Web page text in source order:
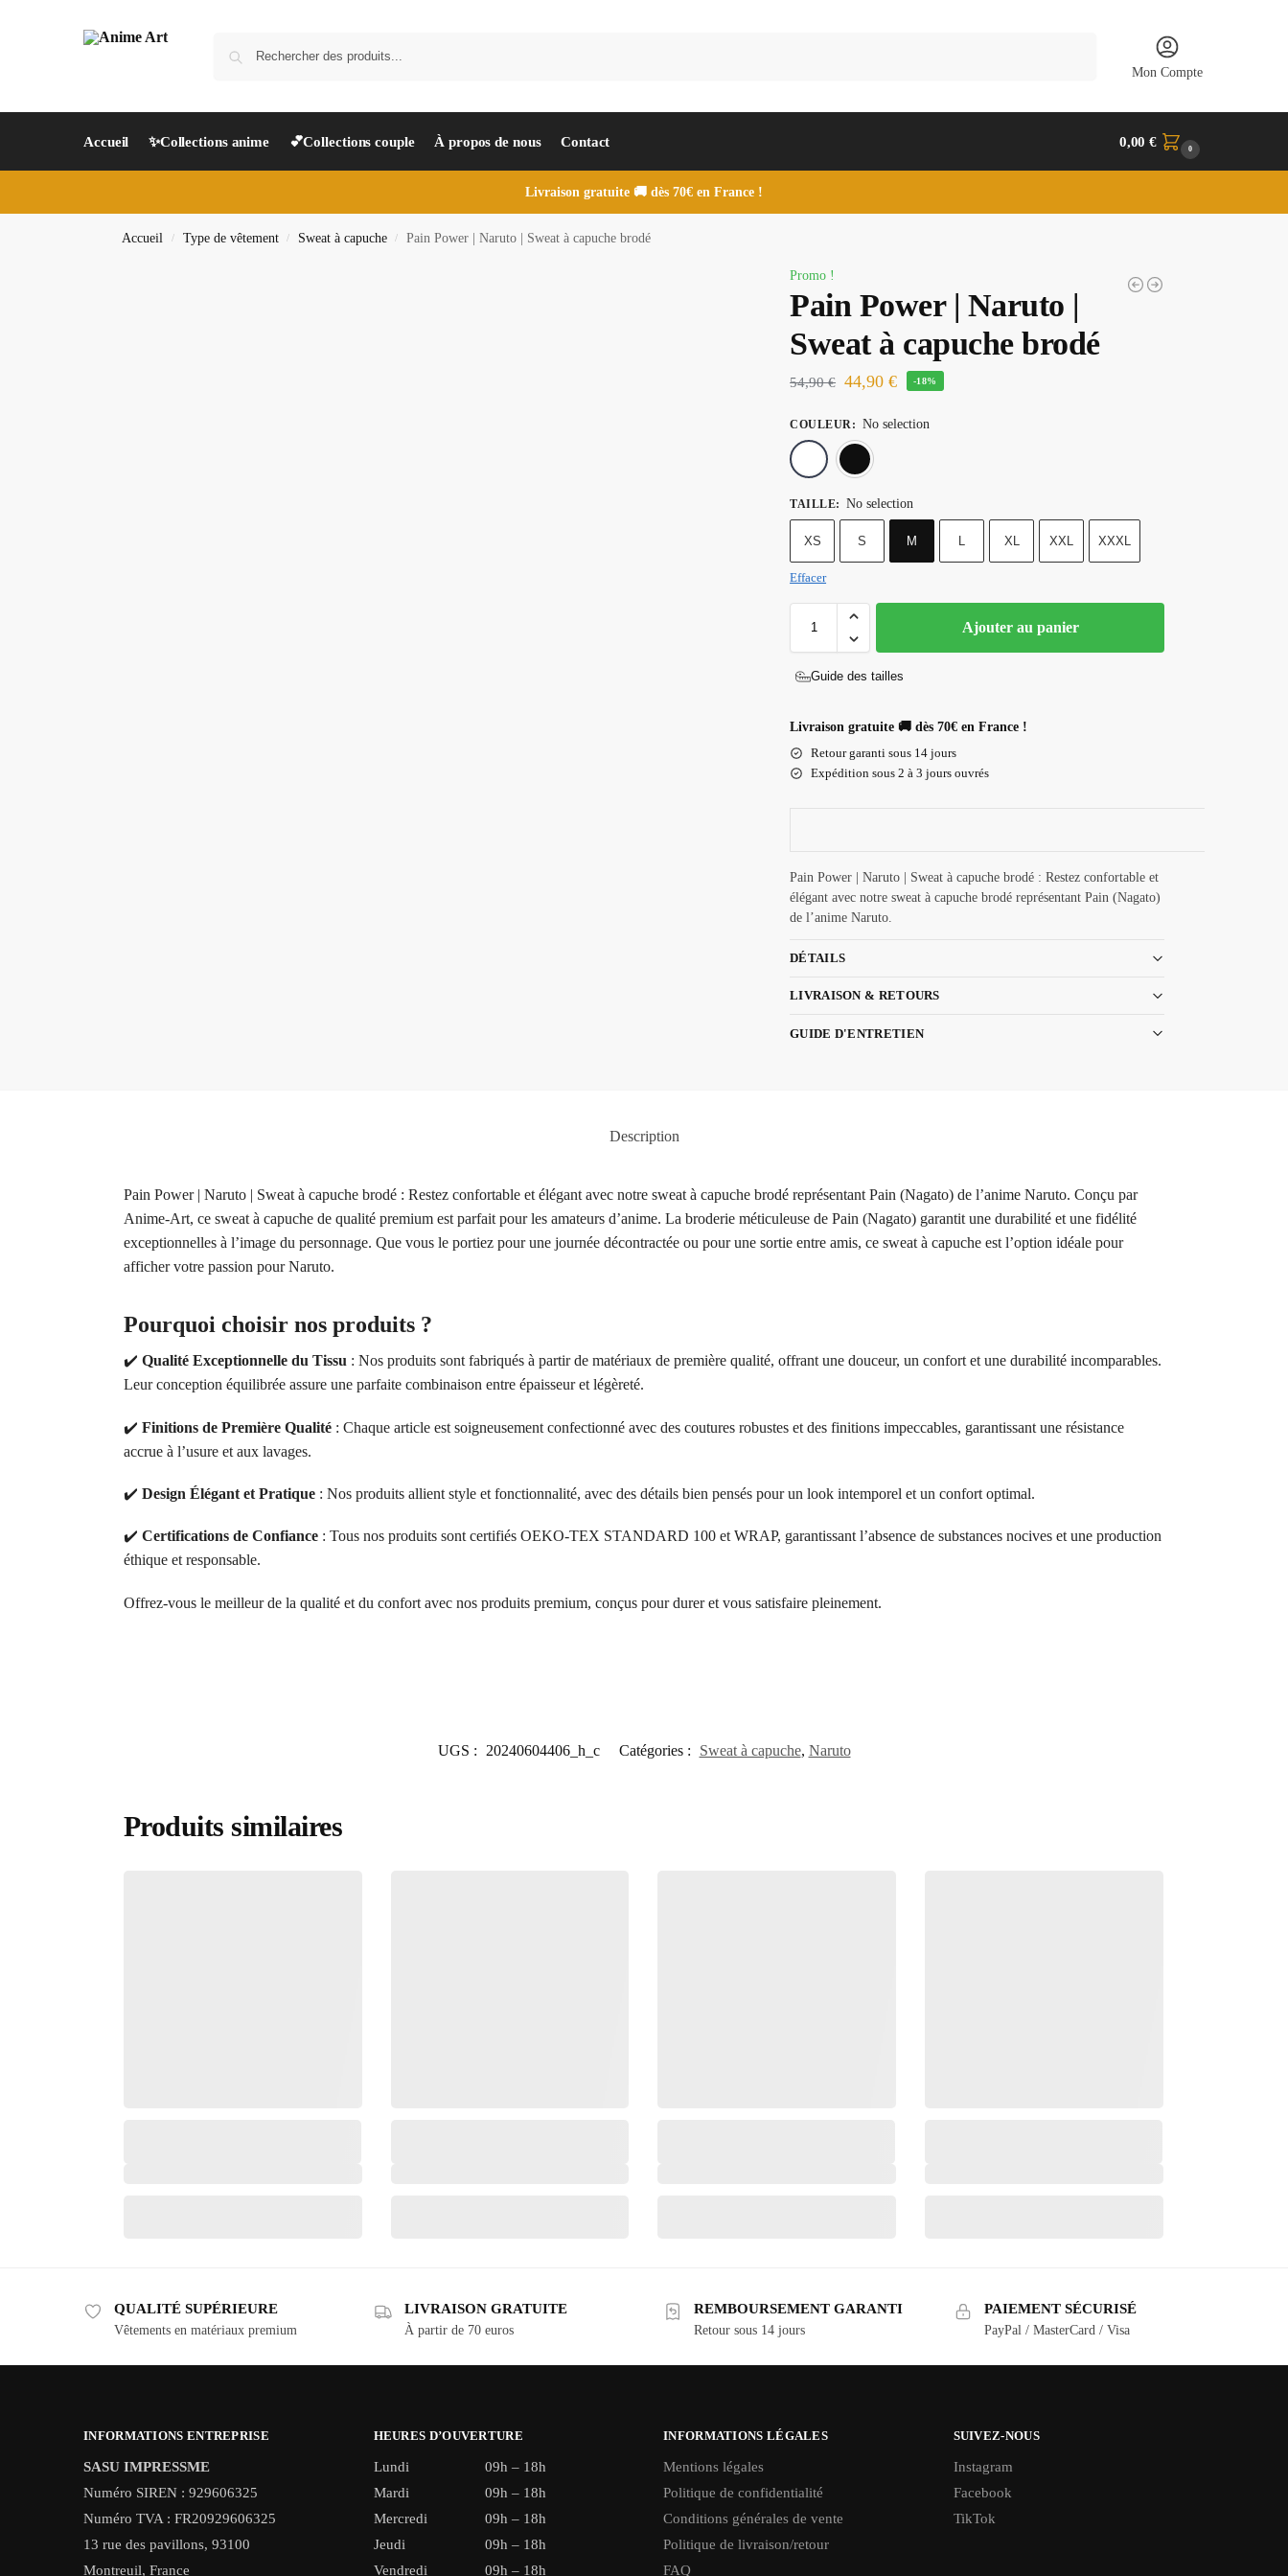
Mon Compte
Accueil ✨Collections anime 💕Collections couple À propos de nous Contact 0,00€ 0
Livraison gratuite 🚚 dès 70€ en France !
Accueil / Type de vêtement / Sweat à capuche / Pain Power | Naruto | Sweat à capuche brodé
Promo !
Pain Power | Naruto |
Sweat à capuche brodé
54,90€ 44,90€ -18%
COULEUR : No selection
TAILLE: No selection
XS S M L XL XXL XXXL
Effacer
Ajouter au panier
Guide des tailles
Livraison gratuite 🚚 dès 70€ en France !
Retour garanti sous 14 jours
Expédition sous 2 à 3 jours ouvrés
Pain Power | Naruto | Sweat à capuche brodé : Restez confortable et
élégant avec notre sweat à capuche brodé représentant Pain (Nagato)
de l’anime Naruto.
DÉTAILS
LIVRAISON & RETOURS
GUIDE D'ENTRETIEN
Description
Pain Power | Naruto | Sweat à capuche brodé : Restez confortable et élégant avec notre sweat à capuche brodé représentant Pain (Nagato) de l’anime Naruto. Conçu par
Anime-Art, ce sweat à capuche de qualité premium est parfait pour les amateurs d’anime. La broderie méticuleuse de Pain (Nagato) garantit une durabilité et une fidélité
exceptionnelles à l’image du personnage. Que vous le portiez pour une journée décontractée ou pour une sortie entre amis, ce sweat à capuche est l’option idéale pour
afficher votre passion pour Naruto.
Pourquoi choisir nos produits ?
✔️ Qualité Exceptionnelle du Tissu : Nos produits sont fabriqués à partir de matériaux de première qualité, offrant une douceur, un confort et une durabilité incomparables.
Leur conception équilibrée assure une parfaite combinaison entre épaisseur et légèreté.
✔️ Finitions de Première Qualité: Chaque article est soigneusement confectionné avec des coutures robustes et des finitions impeccables, garantissant une résistance
accrue à l’usure et aux lavages.
✔️ Design Élégant et Pratique: Nos produits allient style et fonctionnalité, avec des détails bien pensés pour un look intemporel et un confort optimal.
✔️ Certifications de Confiance: Tous nos produits sont certifiés OEKO-TEX STANDARD 100 et WRAP, garantissant l’absence de substances nocives et une production
éthique et responsable.
Offrez-vous le meilleur de la qualité et du confort avec nos produits premium, conçus pour durer et vous satisfaire pleinement.
UGS : 20240604406_h_c Catégories : Sweat à capuche, Naruto
Produits similaires
QUALITÉ SUPÉRIEURE
Vêtements en matériaux premium
LIVRAISON GRATUITE
À partir de 70 euros
REMBOURSEMENT GARANTI
Retour sous 14 jours
PAIEMENT SÉCURISÉ
PayPal / MasterCard / Visa
INFORMATIONS ENTREPRISE
SASU IMPRESSME
Numéro SIREN : 929606325
Numéro TVA : FR20929606325
13 rue des pavillons, 93100
Montreuil, France
HEURES D’OUVERTURE
Lundi
09h – 18h
Mardi
09h – 18h
Mercredi
09h – 18h
Jeudi
09h – 18h
Vendredi
09h – 18h
INFORMATIONS LÉGALES
Mentions légales
Politique de confidentialité
Conditions générales de vente
Politique de livraison/retour
FAQ
SUIVEZ-NOUS
Instagram
Facebook
TikTok